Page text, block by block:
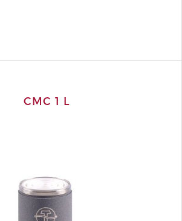
CMC 1 L